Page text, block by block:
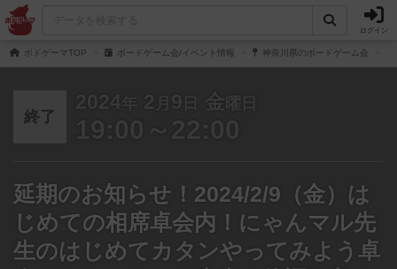
ログイン
ボドゲーマTOP ボードゲーム会/イベント情報 神奈川県のボードゲーム会
終了
2024年 2 月 9 日 金 曜日
19:00～22:00
延期のお知らせ！2024/2/9（金）は
じめての相席卓会内！にゃんマル先
生のはじめてカタンやってみよう卓